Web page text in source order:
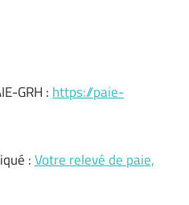
GRH :https://paie-
:Votre relevé de paie,